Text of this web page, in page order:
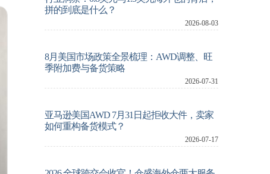
拼的到底是什么？
2026-08-03
8月美国市场政策全景梳理：AWD调整、旺
季附加费与备货策略
2026-07-31
亚马逊美国AWD 7月31日起拒收大件，卖家
如何重构备货模式？
2026-07-17